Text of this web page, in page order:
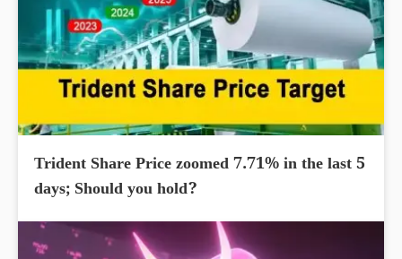
Trident Share Price zoomed 7.71% in the last 5
days; Should you hold?